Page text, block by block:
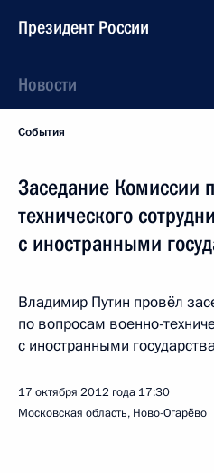
Президент России
Новости
События
Заседание Комиссии
технического
с иностранными
Владимир Путин провёл
по вопросам военно-
с иностранными
17 октября 2012 года 17:30
Московская область, Ново-Огарёво